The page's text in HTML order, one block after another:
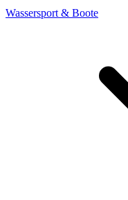
Wassersport & Boote